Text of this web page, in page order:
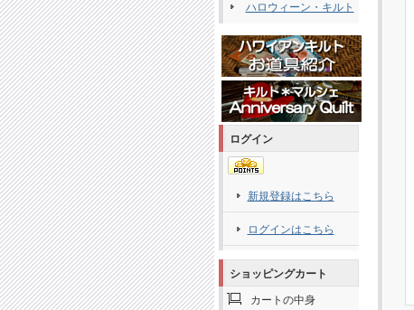
ハロウィーン・キルト
ログイン
新規登録はこちら
ログインはこちら
ショッピングカート
カートの中身